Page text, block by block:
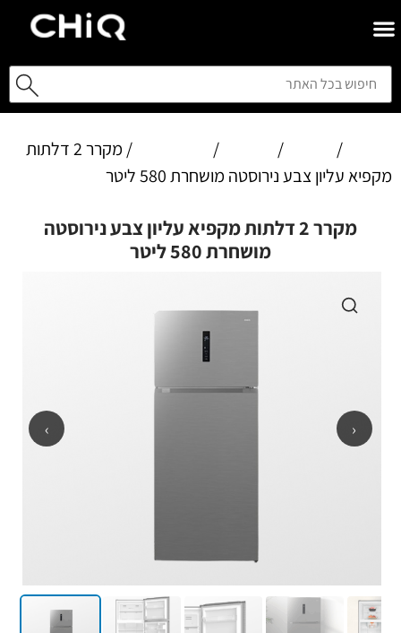
/
/
/
/ מקרר 2 דלתות
מקפיא עליון צבע נירוסטה מושחרת 580 ליטר
מקרר 2 דלתות מקפיא עליון צבע נירוסטה
מושחרת 580 ליטר
‹
›